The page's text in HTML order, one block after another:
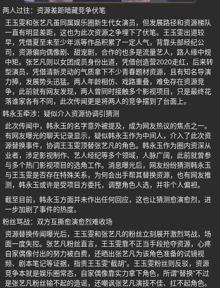
两人过往：资源差距暗藏竞争伏笔
王玉雯和张艺凡虽同属娱乐圈新生代女演员，但发展路径和资源梯队
一直有明显差距，这也为此次资源之争埋下了伏笔。王玉雯出道较
早，凭借夏至未至少年派等作品积累了一定人气，背靠头部经纪公
司，资源偏向偶像剧、甜宠剧，合作的也多是流量艺人，路人缘中规
中矩。张艺凡则以女团成员身份出道，凭借创造营2020走红，后来转
型演员，凭借清新灵动的气质拿下不少青春题材资源，且有知名导演
力捧，发展势头迅猛。两人年龄相仿、戏路重叠，难免存在资源竞
争，此前就有网友发现，两人曾同时接触多个影视项目，只是最终花
落谁家各有不同，此次传闻更是将两人的竞争摆到了台面上。
韩永玉牵涉：疑似介入资源协调引猜测
此次传闻中，韩永玉的名字意外被提及，成为网友热议的焦点之一。
有网友曝光的聊天记录显示，疑似韩永玉作为中间人，介入了此次资
源替换事件，协调王玉雯顶替张艺凡的角色。韩永玉作为圈内资深从
业者，涉足影视制作、艺人经纪等多个领域，人脉广阔，此前就曾参
与多个热门影视项目的选角工作。消息曝光后，网友纷纷猜测韩永玉
与王玉雯是否存在特殊关系，为何会出手帮其替换资源，也有网友推
测，韩永玉或许是受项目方委托，调整角色人选，并非个人偏袒。
截至目前，韩永玉方面并未作出任何回应，这也让猜测愈演愈烈，进
一步加剧了事件的热度。
粉丝骂战：双方互撕愈演愈烈难收场
资源替换传闻曝光后，王玉雯和张艺凡的粉丝立刻展开激烈骂战，场
面一度失控。张艺凡粉丝直言，王玉雯靠不正当手段抢夺资源，心疼
自家偶像付出的努力被白费，还晒出张艺凡为该角色准备的试镜视
频、剧本笔记等证据，指责王玉雯“截胡”。王玉雯粉丝则反驳，资源
竞争本就是娱乐圈常态，自家偶像靠实力拿下角色，所谓“替换”不过
是张艺凡粉丝输不起的造谣，还嘲讽张艺凡演技不佳、扛不起角色。